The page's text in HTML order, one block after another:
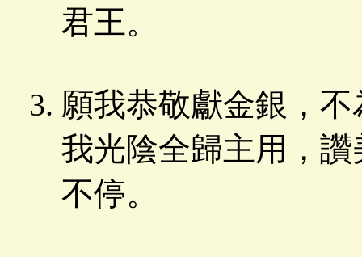
君王。
願我恭敬獻金銀，
我光陰全歸主用，
不停。